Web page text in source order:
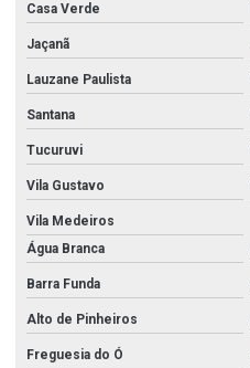
Casa Verde
Jaçanã
Lauzane Paulista
Santana
Tucuruvi
Vila Gustavo
Vila Medeiros
Água Branca
Barra Funda
Alto de Pinheiros
Freguesia do Ó